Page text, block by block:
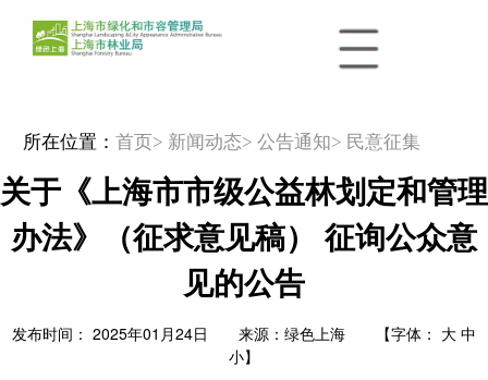
所在位置： 首页 > 新闻动态> 公告通知> 民意征集
关于《上海市市级公益林划定和管理
办法》（征求意见稿） 征询公众意
见的公告
发布时间： 2025年01月24日 来源：绿色上海 【字体： 大 中
小】